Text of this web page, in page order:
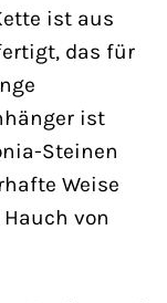
ist aus
das für
ist
Steinen
Weise
von